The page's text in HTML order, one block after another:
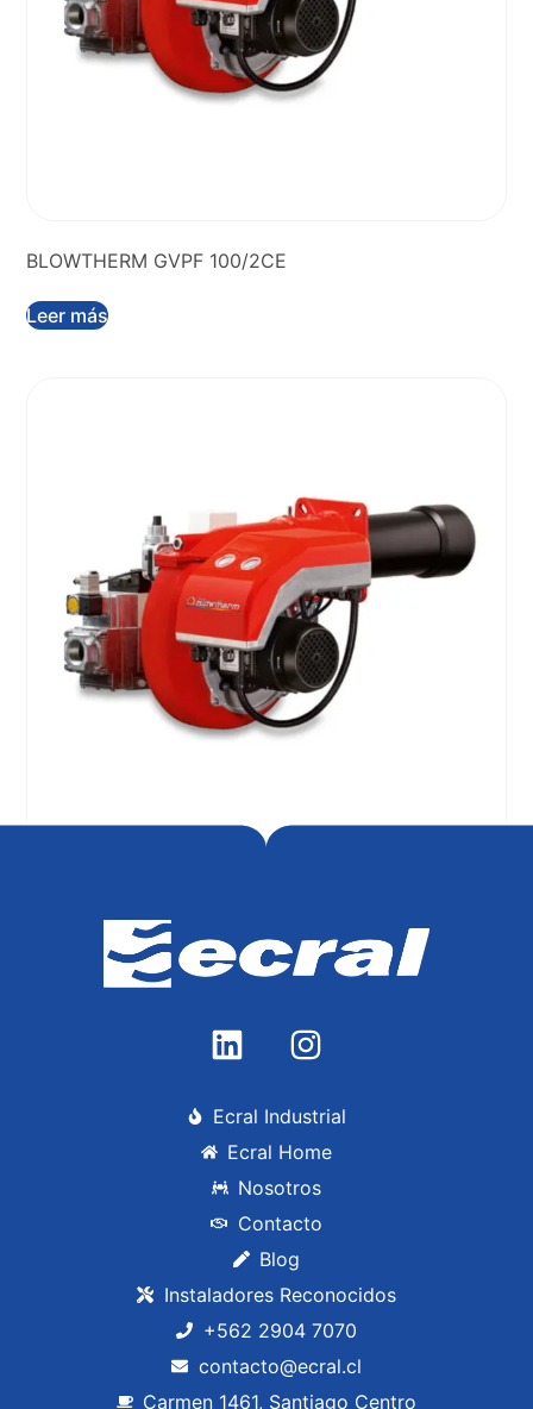
BLOWTHERM GVPF 100/2CE
Leer más
Leer más
Ecral Industrial
Ecral Home
Nosotros
Contacto
Blog
Instaladores Reconocidos
+562 2904 7070
contacto@ecral.cl
Carmen 1461, Santiago Centro